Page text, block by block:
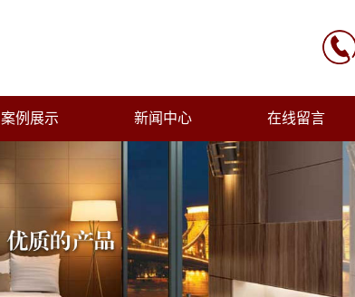
案例展示 新闻中心 在线留言